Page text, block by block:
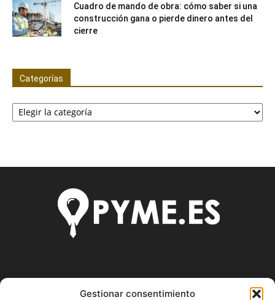
Gestionar consentimiento
Cuadro de mando de obra: cómo saber si una
construcción gana o pierde dinero antes del
cierre
Categorías
Categorías